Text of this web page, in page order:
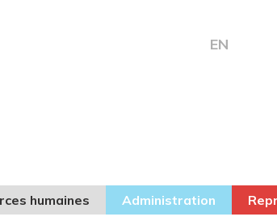
EN
humaines Administration